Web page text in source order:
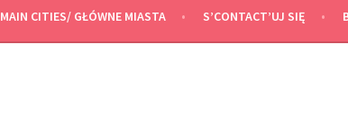
MAIN CITIES/ GŁÓWNE MIASTA S’CONTACT’UJ SIĘ